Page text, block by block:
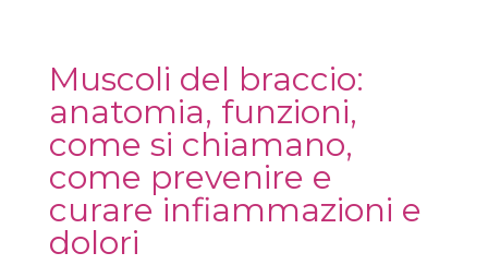
Muscoli del braccio:
anatomia, funzioni,
come si chiamano,
come prevenire e
curare infiammazioni e
dolori